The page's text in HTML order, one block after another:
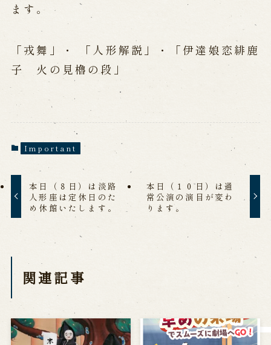
Performances info
Performance Calendar
Current Performances
Upcoming Performances
Touring show
Touring show
History
Awaji Island and the Myth of the
Birth of the Nation
History of Awaji Ningyo Joruri
Awaji Ningyo Joruri's original
Theater) Spreading
Traditional Performing Arts in
Minami-Awaji City
ます。
「戎舞」・ 「人形解説」・「伊達娘恋緋鹿
子 火の見櫓の段」
Important
本日（８日）は淡路
人形座は定休日のた
め休館いたします。
本日（１０日）は通
常公演の演目が変わ
ります。
関連記事